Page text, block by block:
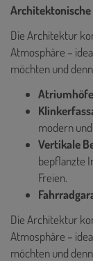
Die Architektur
Atmosphäre –
möchten und
Atriumhöfe
modern
Vertikale
bepflanzte
Freien.
Die Architektur
Atmosphäre –
möchten und